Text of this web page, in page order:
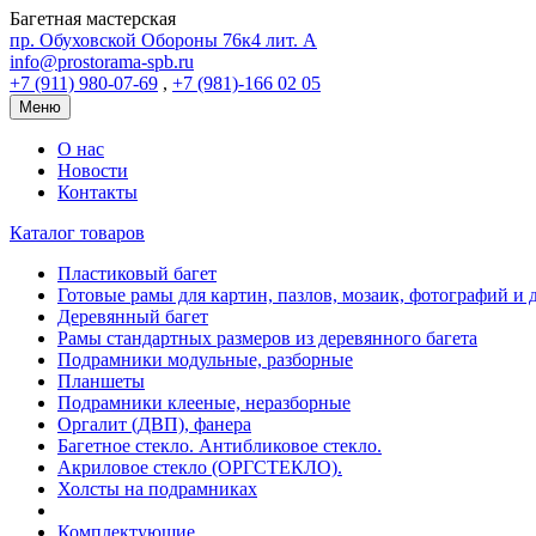
Багетная мастерская
пр. Обуховской Обороны 76к4 лит. А
info@prostorama-spb.ru
+7 (911) 980-07-69 , +7 (981)-166 02 05
Меню
О нас
Новости
Контакты
Каталог товаров
Пластиковый багет
Готовые рамы для картин, пазлов, мозаик, фотографий и
Деревянный багет
Рамы стандартных размеров из деревянного багета
Подрамники модульные, разборные
Планшеты
Подрамники клееные, неразборные
Оргалит (ДВП), фанера
Багетное стекло. Антибликовое стекло.
Акриловое стекло (ОРГСТЕКЛО).
Холсты на подрамниках